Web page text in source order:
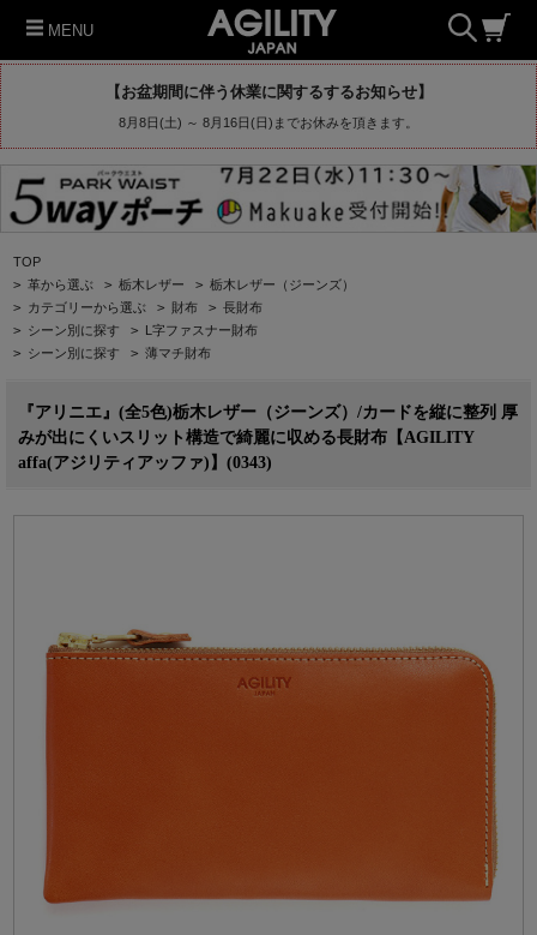
MENU
【お盆期間に伴う休業に関するするお知らせ】
8月8日(土) ～ 8月16日(日)までお休みを頂きます。
TOP
> 革から選ぶ > 栃木レザー > 栃木レザー（ジーンズ）
> カテゴリーから選ぶ > 財布 > 長財布
> シーン別に探す > L字ファスナー財布
> シーン別に探す > 薄マチ財布
『アリニエ』(全5色)栃木レザー（ジーンズ）/カードを縦に整列 厚
みが出にくいスリット構造で綺麗に収める長財布【AGILITY
affa(アジリティアッファ)】(0343)